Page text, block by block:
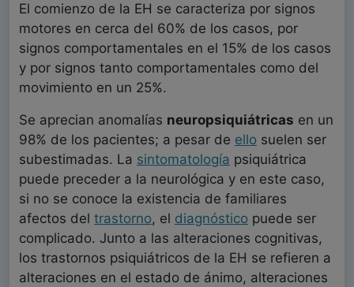
El comienzo de la EH se caracteriza por signos
motores en cerca del 60% de los casos, por
signos comportamentales en el 15% de los casos
y por signos tanto comportamentales como del
movimiento en un 25%.
Se aprecian anomalías neuropsiquiátricas en un
98% de los pacientes; a pesar de ello suelen ser
subestimadas. La sintomatología psiquiátrica
puede preceder a la neurológica y en este caso,
si no se conoce la existencia de familiares
afectos del trastorno, el diagnóstico puede ser
complicado. Junto a las alteraciones cognitivas,
los trastornos psiquiátricos de la EH se refieren a
alteraciones en el estado de ánimo, alteraciones